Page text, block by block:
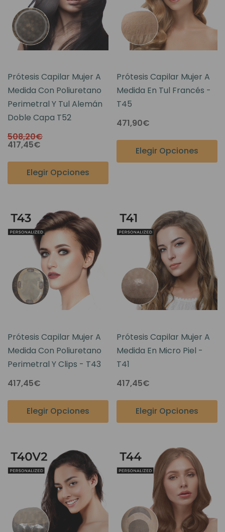
Prótesis Capilar Mujer A
Medida Con Poliuretano
Perimetral Y Tul Alemán
Doble Capa T52
508,20€
417,45€
Elegir Opciones
Prótesis Capilar Mujer A
Medida En Tul Francés -
T45
471,90€
Elegir Opciones
Prótesis Capilar Mujer A
Medida Con Poliuretano
Perimetral Y Clips - T43
417,45€
Elegir Opciones
Prótesis Capilar Mujer A
Medida En Micro Piel -
T41
417,45€
Elegir Opciones